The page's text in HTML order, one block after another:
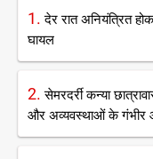
1.देर रात अनियंत्रित
घायल
2.सेमरदर्री कन्या
और अव्यवस्थाओं के गंभीर